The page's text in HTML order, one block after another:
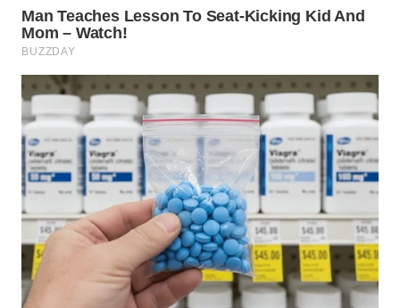
WN
TANJUNG
LESUNG
KARO
WN
SIMALUNGUN
WN
LABUHANBATU